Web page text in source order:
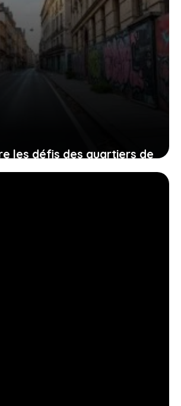
les défis des quartiers de
La Poya et Olympia